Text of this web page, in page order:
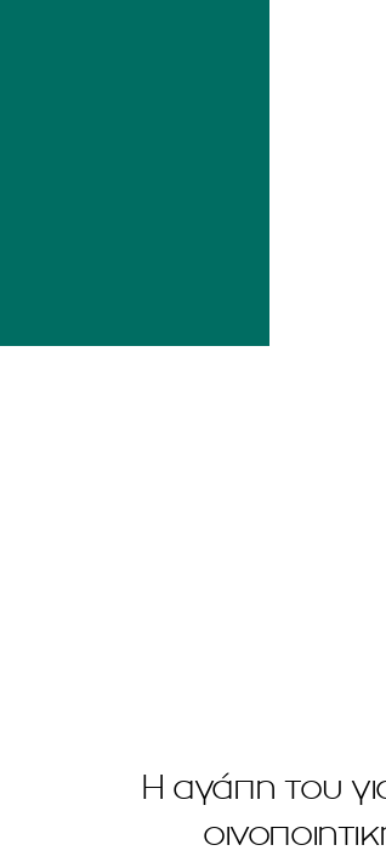
Η αγάπη του